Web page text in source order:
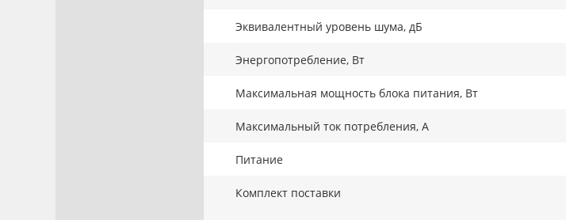
Эквивалентный уровень шума, дБ
Энергопотребление, Вт
Максимальная мощность блока питания, Вт
Максимальный ток потребления, А
Питание
Комплект поставки